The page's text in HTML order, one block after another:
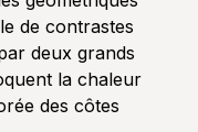
de contrastes
deux grands
la chaleur
des côtes